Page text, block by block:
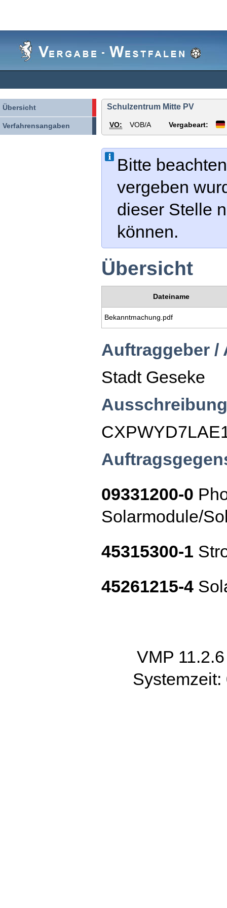
Übersicht
Verfahrensangaben
Schulzentrum Mitte PV
VO: VOB/A Vergabeart:
Bitte
vergeben
dieser Stelle
können.
Übersicht
Dateiname
Bekanntmachung.pdf
Auftraggeber /
Stadt Geseke
09331200-0
Solarmodule/
45315300-1
45261215-4
VMP